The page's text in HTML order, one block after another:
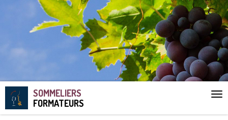
SOMMELIERS
FORMATEURS